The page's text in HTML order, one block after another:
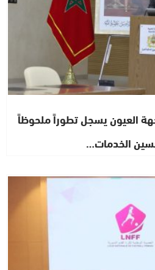
العيون يسجل تطوراً ملحوظاً
الخدمات…